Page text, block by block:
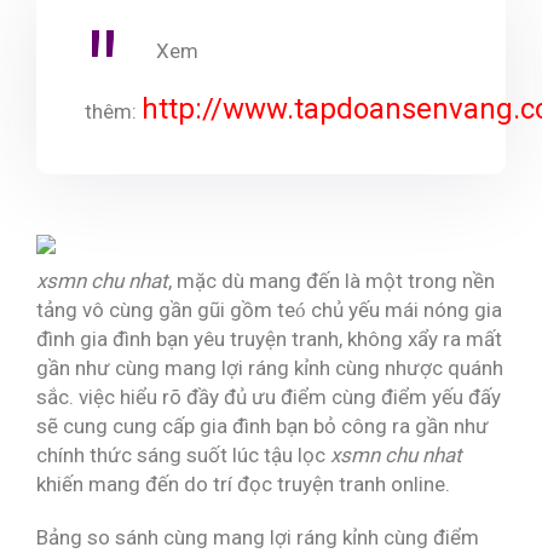
Xem
thêm: http://
xsmn chu nhat, mặc dù mang đến là một trong nền
tảng vô cùng gần gũi gồm teó chủ yếu mái nóng gia
đình gia đình bạn yêu truyện tranh, không xẩy ra mất
gần như cùng mang lợi ráng kỉnh cùng nhược quánh
sắc. việc hiểu rõ đầy đủ ưu điểm cùng điểm yếu đấy
sẽ cung cung cấp gia đình bạn bỏ công ra gần như
chính thức sáng suốt lúc tậu lọc xsmn chu nhat
khiến mang đến do trí đọc truyện tranh online.
Bảng so sánh cùng mang lợi ráng kỉnh cùng điểm